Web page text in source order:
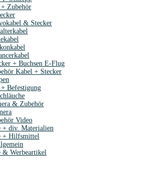
Zubehör
& Stecker
+ Buchsen E-Flug
Kabel + Stecker
+ Befestigung
& Zubehör
Video
+ div. Materialien
+ Hilfsmittel
& Werbeartikel